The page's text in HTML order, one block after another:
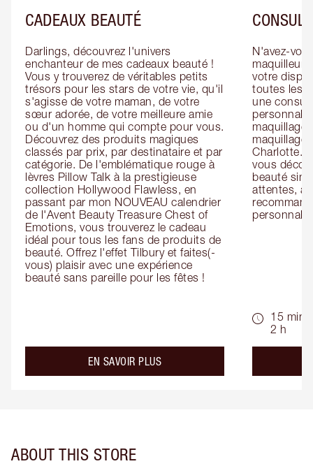
CADEAUX BEAUTÉ
Darlings, découvrez l'univers
enchanteur de mes cadeaux beauté !
Vous y trouverez de véritables petits
trésors pour les stars de votre vie, qu'il
s'agisse de votre maman, de votre
sœur adorée, de votre meilleure amie
ou d'un homme qui compte pour vous.
Découvrez des produits magiques
classés par prix, par destinataire et par
catégorie. De l'emblématique rouge à
lèvres Pillow Talk à la prestigieuse
collection Hollywood Flawless, en
passant par mon NOUVEAU calendrier
de l'Avent Beauty Treasure Chest of
Emotions, vous trouverez le cadeau
idéal pour tous les fans de produits de
beauté. Offrez l'effet Tilbury et faites(-
vous) plaisir avec une expérience
beauté sans pareille pour les fêtes !
EN SAVOIR PLUSabout the
N'avez-
maquilleur
votre
toutes les
une
maquillage
maquillage
Charlotte.
vous
beauté
attentes,
15 min -
2 h
ABOUT THIS STORE